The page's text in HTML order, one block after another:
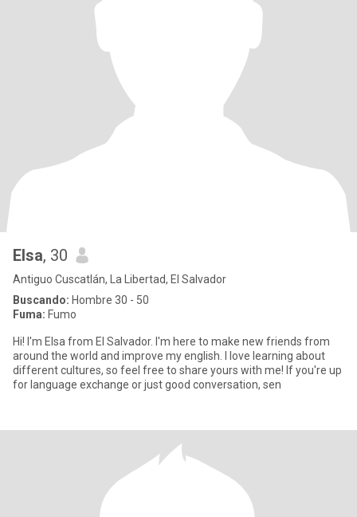
Elsa, 30
Antiguo Cuscatlán, La Libertad, El Salvador
Buscando: Hombre 30 - 50
Fuma: Fumo
Hi! I'm Elsa from El Salvador. I'm here to make new friends from
around the world and improve my english. I love learning about
different cultures, so feel free to share yours with me! If you're up
for language exchange or just good conversation, sen